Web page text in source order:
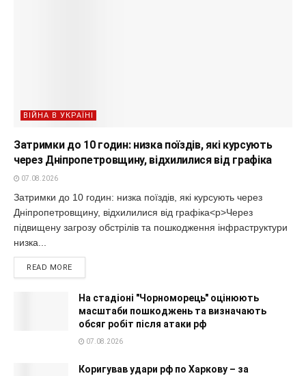
ВІЙНА В УКРАЇНІ
Затримки до 10 годин: низка поїздів, які курсують
через Дніпропетровщину, відхилилися від графіка
07.08.2026
Затримки до 10 годин: низка поїздів, які курсують через
Дніпропетровщину, відхилилися від графіка<p>Через
підвищену загрозу обстрілів та пошкодження інфраструктури
низка...
READ MORE
На стадіоні "Чорноморець" оцінюють
масштаби пошкоджень та визначають
обсяг робіт після атаки рф
07.08.2026
Коригував удари рф по Харкову – за